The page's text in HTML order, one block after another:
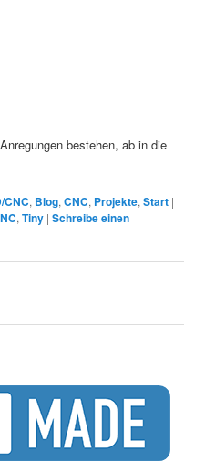
bestehen, ab in die
CNC, Blog,CNC, Projekte,Start |
,Tiny |Schreibe einen